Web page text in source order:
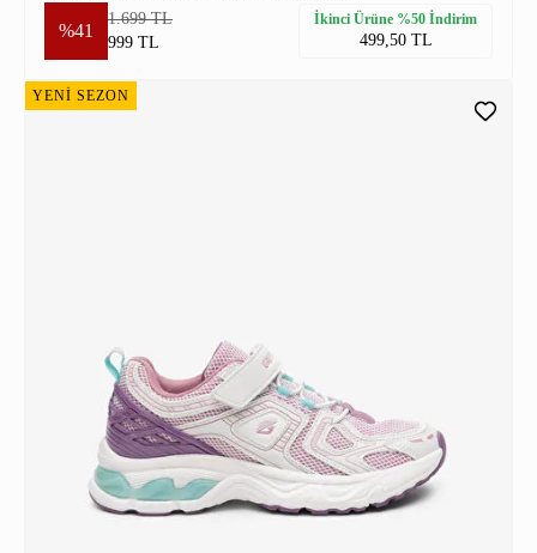
%41
1.699 TL
999 TL
İkinci Ürüne %50 İndirim
499,50 TL
YENİ SEZON